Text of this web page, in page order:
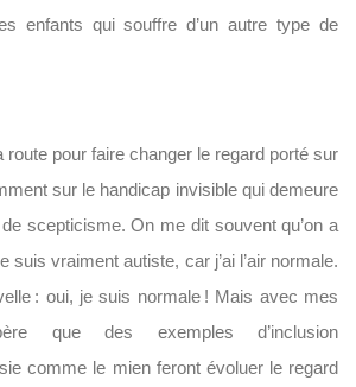
enfants qui souffre d’un autre type de
route pour faire changer le regard porté sur
sur le handicap invisible qui demeure
scepticisme. On me dit souvent qu’on a
suis vraiment autiste, car j’ai l’air normale.
: oui, je suis normale ! Mais avec mes
que des exemples d’inclusion
comme le mien feront évoluer le regard